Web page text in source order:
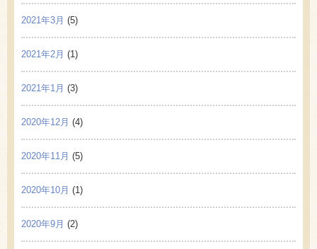
2021年3月 (5)
2021年2月 (1)
2021年1月 (3)
2020年12月 (4)
2020年11月 (5)
2020年10月 (1)
2020年9月 (2)